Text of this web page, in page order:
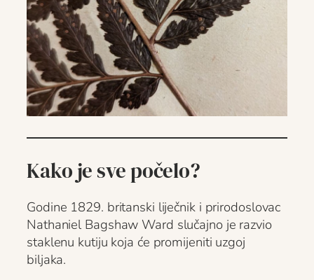
Kako je sve počelo?
Godine 1829. britanski liječnik i prirodoslovac
Nathaniel Bagshaw Ward slučajno je razvio
staklenu kutiju koja će promijeniti uzgoj
biljaka.